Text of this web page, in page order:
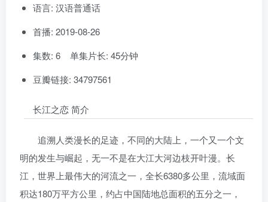
语言: 汉语普通话
首播: 2019-08-26
集数: 6 单集片长: 45分钟
豆瓣链接: 34797561
长江之恋 简介
追溯人类漫长的足迹，不同的大陆上，一个又一个文
明的发生与崛起，无一不是在大江大河边枝开叶漫。长
江，世界上最伟大的河流之一，全长6380多公里，流域面
积达180万平方公里，约占中国陆地总面积的五分之一，